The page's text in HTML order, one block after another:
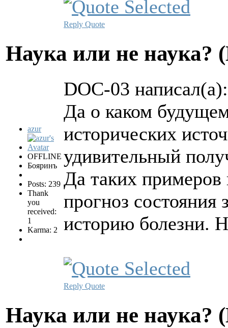
Reply Quote
Hаука или не наука?
azur
OFFLINE
Бояринъ
Posts: 239
Thank
you
received:
1
Karma: 2
DOC-03 написал(а):
Да о каком
исторических
удивительный
Да таких примеров
прогноз состояния
историю болезни.
Reply Quote
Hаука или не наука?